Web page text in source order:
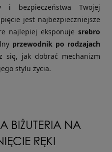
i bezpieczeństwa Twojej
jest najbezpieczniejsze
najlepiej eksponuje srebro
przewodnik po rodzajach
się, jak dobrać mechanizm
stylu życia.
BIŻUTERIA NA
RĘKI